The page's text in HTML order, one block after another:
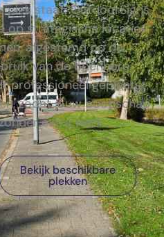
plek staat. OutdoorSigns
op strategische locaties
afgestemd op de
van de openbare
professioneel geplaatst,
zodat jouw boodschap
extra werk.
Bekijk beschikbare
plekken